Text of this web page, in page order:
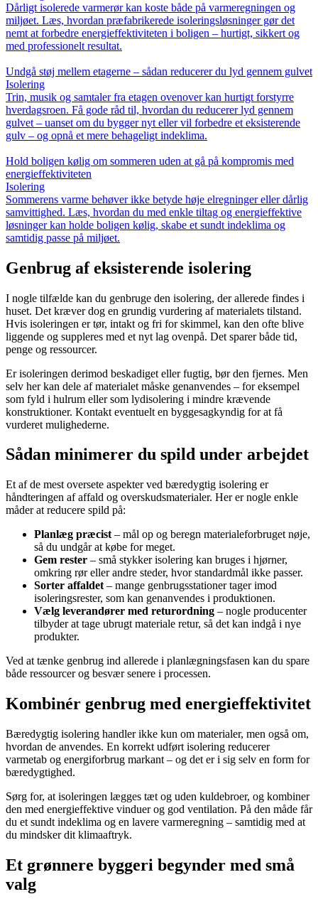
Dårligt isolerede varmerør kan koste både på varmeregningen og
miljøet. Læs, hvordan præfabrikerede isoleringsløsninger gør det
nemt at forbedre energieffektiviteten i boligen – hurtigt, sikkert og
med professionelt resultat.
Undgå støj mellem etagerne – sådan reducerer du lyd gennem gulvet
Isolering
Trin, musik og samtaler fra etagen ovenover kan hurtigt forstyrre
hverdagsroen. Få gode råd til, hvordan du reducerer lyd gennem
gulvet – uanset om du bygger nyt eller vil forbedre et eksisterende
gulv – og opnå et mere behageligt indeklima.
Hold boligen kølig om sommeren uden at gå på kompromis med
energieffektiviteten
Isolering
Sommerens varme behøver ikke betyde høje elregninger eller dårlig
samvittighed. Læs, hvordan du med enkle tiltag og energieffektive
løsninger kan holde boligen kølig, skabe et sundt indeklima og
samtidig passe på miljøet.
Genbrug af eksisterende isolering
I nogle tilfælde kan du genbruge den isolering, der allerede findes i
huset. Det kræver dog en grundig vurdering af materialets tilstand.
Hvis isoleringen er tør, intakt og fri for skimmel, kan den ofte blive
liggende og suppleres med et nyt lag ovenpå. Det sparer både tid,
penge og ressourcer.
Er isoleringen derimod beskadiget eller fugtig, bør den fjernes. Men
selv her kan dele af materialet måske genanvendes – for eksempel
som fyld i hulrum eller som lydisolering i mindre krævende
konstruktioner. Kontakt eventuelt en byggesagkyndig for at få
vurderet mulighederne.
Sådan minimerer du spild under arbejdet
Et af de mest oversete aspekter ved bæredygtig isolering er
håndteringen af affald og overskudsmaterialer. Her er nogle enkle
måder at reducere spild på:
Planlæg præcist – mål op og beregn materialeforbruget nøje,
så du undgår at købe for meget.
Gem rester – små stykker isolering kan bruges i hjørner,
omkring rør eller andre steder, hvor standardmål ikke passer.
Sorter affaldet – mange genbrugsstationer tager imod
isoleringsrester, som kan genanvendes i produktionen.
Vælg leverandører med returordning – nogle producenter
tilbyder at tage ubrugt materiale retur, så det kan indgå i nye
produkter.
Ved at tænke genbrug ind allerede i planlægningsfasen kan du spare
både ressourcer og besvær senere i processen.
Kombinér genbrug med energieffektivitet
Bæredygtig isolering handler ikke kun om materialer, men også om,
hvordan de anvendes. En korrekt udført isolering reducerer
varmetab og energiforbrug markant – og det er i sig selv en form for
bæredygtighed.
Sørg for, at isoleringen lægges tæt og uden kuldebroer, og kombiner
den med energieffektive vinduer og god ventilation. På den måde får
du et sundt indeklima og en lavere varmeregning – samtidig med at
du mindsker dit klimaaftryk.
Et grønnere byggeri begynder med små
valg